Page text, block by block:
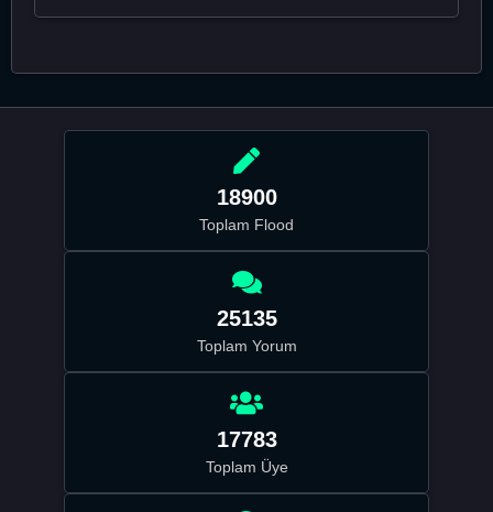
18900
Toplam Flood
25135
Toplam Yorum
17783
Toplam Üye